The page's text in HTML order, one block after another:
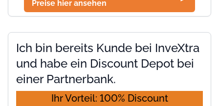
Preise hier ansehen
Ich bin bereits Kunde bei InveXtra
und habe ein Discount Depot bei
einer Partnerbank.
Ihr Vorteil: 100% Discount